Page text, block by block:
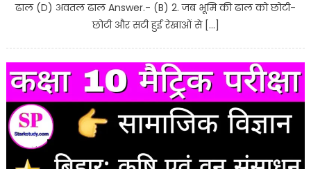
ढाल (D) अवतल ढाल Answer.- (B) 2. जब भूमि की ढाल को छोटी-
छोटी और सटी हुई रेखाओं से […]